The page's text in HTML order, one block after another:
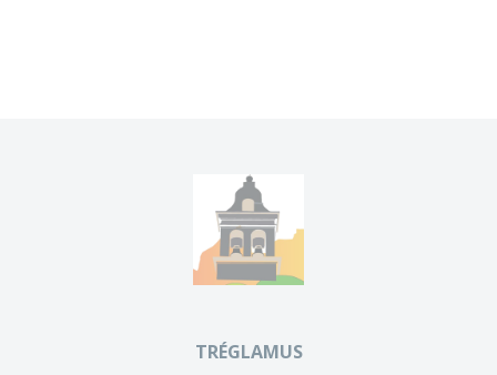
TRÉGLAMUS